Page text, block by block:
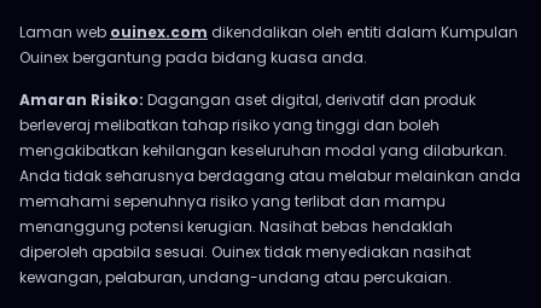
Laman web ouinex.com dikendalikan oleh entiti dalam Kumpulan
Ouinex bergantung pada bidang kuasa anda.
Amaran Risiko: Dagangan aset digital, derivatif dan produk
berleveraj melibatkan tahap risiko yang tinggi dan boleh
mengakibatkan kehilangan keseluruhan modal yang dilaburkan.
Anda tidak seharusnya berdagang atau melabur melainkan anda
memahami sepenuhnya risiko yang terlibat dan mampu
menanggung potensi kerugian. Nasihat bebas hendaklah
diperoleh apabila sesuai. Ouinex tidak menyediakan nasihat
kewangan, pelaburan, undang-undang atau percukaian.